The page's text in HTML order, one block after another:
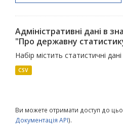
Адміністративні дані в
"Про державну
Набір містить статистичні дані
CSV
Ви можете отримати доступ до
Документація API).